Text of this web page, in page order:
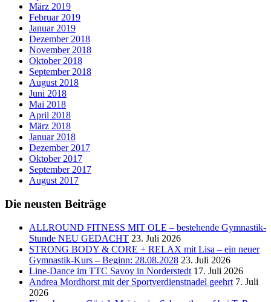
März 2019
Februar 2019
Januar 2019
Dezember 2018
November 2018
Oktober 2018
September 2018
August 2018
Juni 2018
Mai 2018
April 2018
März 2018
Januar 2018
Dezember 2017
Oktober 2017
September 2017
August 2017
Die neusten Beiträge
ALLROUND FITNESS MIT OLE – bestehende Gymnastik-
Stunde NEU GEDACHT 23. Juli 2026
STRONG BODY & CORE + RELAX mit Lisa – ein neuer
Gymnastik-Kurs – Beginn: 28.08.2028 23. Juli 2026
Line-Dance im TTC Savoy in Norderstedt 17. Juli 2026
Andrea Mordhorst mit der Sportverdienstnadel geehrt 7. Juli
2026